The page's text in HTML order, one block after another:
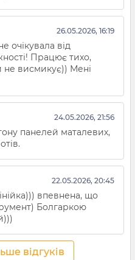
26.05.2026, 16:19
очікувала від
Працює тихо,
не висмикує)) Мені
24.05.2026, 21:56
панелей маталевих,
22.05.2026, 20:45
впевнена, що
Болгаркою
відгуків